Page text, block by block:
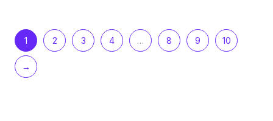
1 2 3 4 … 8 9 10
→